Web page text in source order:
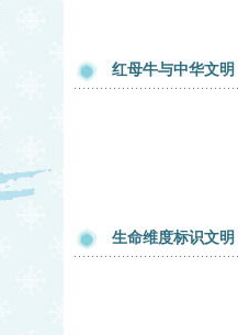
红母牛与中华文明
生命维度标识文